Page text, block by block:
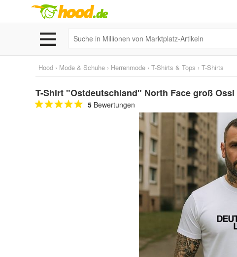
Hood › Mode & Schuhe › Herrenmode › T-Shirts & Tops › T-Shirts
T-Shirt "Ostdeutschland" North Face groß
5 Bewertungen